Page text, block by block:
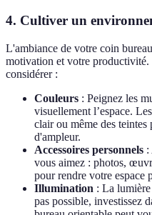
4. Cultiver un
L'ambiance de votre coin
motivation et votre productivité.
considérer :
Couleurs : Peignez les
visuellement l’espace.
clair ou même des teintes
d'ampleur.
Accessoires personnels :
vous aimez : photos,
pour rendre votre espace
Illumination : La lumière
pas possible, investissez